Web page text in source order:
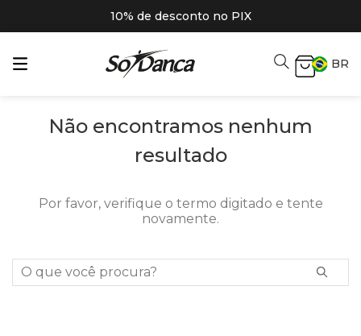
10% de desconto no PIX
BR
Não encontramos nenhum
resultado
Por favor, verifique o termo digitado e tente
novamente.
O que você procura?